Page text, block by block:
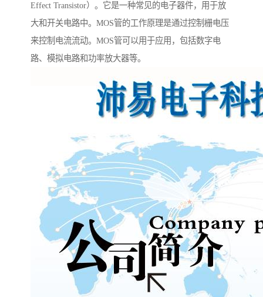
Effect Transistor）。它是一种常见的电子器件，用于放
大和开关电路中。MOS管的工作原理是通过控制栅电压
来控制电流流动。MOS管可以用于应用，包括数字电
路、模拟电路和功率放大器等。